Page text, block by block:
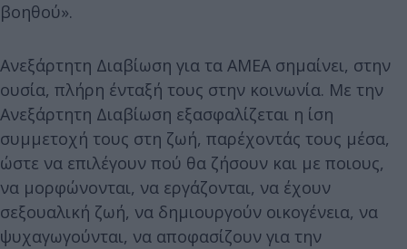
βοηθού».
Ανεξάρτητη Διαβίωση για τα ΑΜΕΑ σημαίνει, στην
ουσία, πλήρη ένταξή τους στην κοινωνία. Με την
Ανεξάρτητη Διαβίωση εξασφαλίζεται η ίση
συμμετοχή τους στη ζωή, παρέχοντάς τους μέσα,
ώστε να επιλέγουν πού θα ζήσουν και με ποιους,
να μορφώνονται, να εργάζονται, να έχουν
σεξουαλική ζωή, να δημιουργούν οικογένεια, να
ψυχαγωγούνται, να αποφασίζουν για την